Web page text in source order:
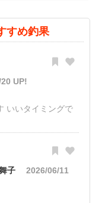
すめ釣果
UP!
いいタイミングで
子
2026/06/11